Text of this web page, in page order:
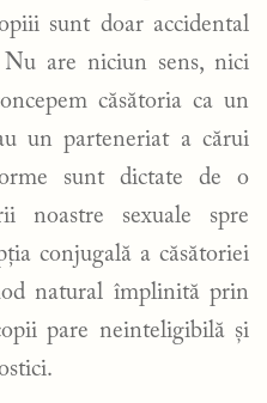
sunt doar accidental
Nu are niciun sens, nici
căsătoria ca un
un parteneriat a cărui
sunt dictate de o
noastre sexuale spre
conjugală a căsătoriei
natural împlinită prin
pare neinteligibilă și